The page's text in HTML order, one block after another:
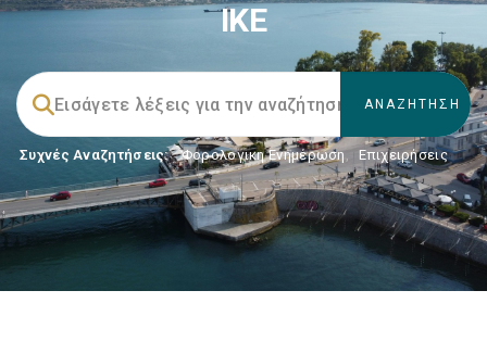
ΙΚΕ
Συχνές Αναζητήσεις: Φορολογικη Ενημέρωση, Επιχειρήσεις